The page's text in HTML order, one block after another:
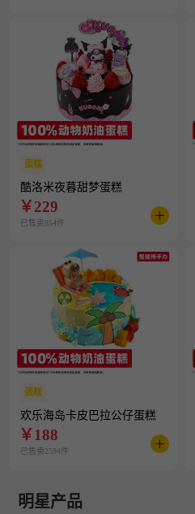
蛋糕
酷洛米夜暮甜梦蛋糕
￥229
已售卖854件
蛋糕
欢乐海岛卡皮巴拉公仔蛋糕
￥188
已售卖2594件
明星产品